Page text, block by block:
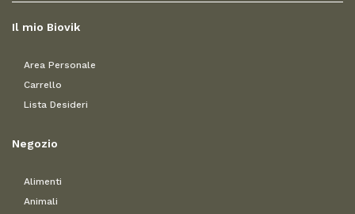
Il mio Biovik
Area Personale
Carrello
Lista Desideri
Negozio
Alimenti
Animali